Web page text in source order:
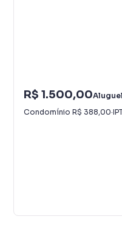
R$ 1.500,00Aluguel
Condomínio R$ 388,00·